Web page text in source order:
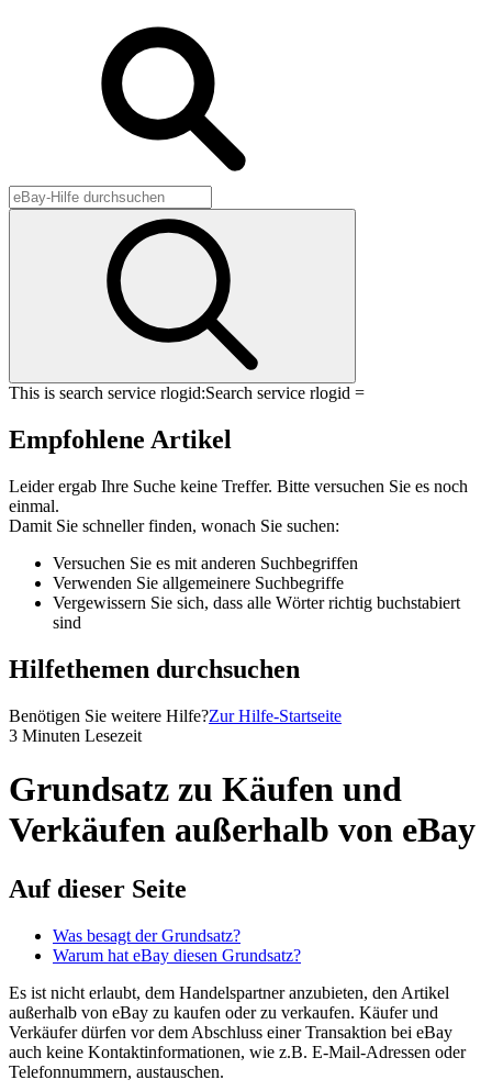
This is search service rlogid:Search service rlogid =
Empfohlene Artikel
Leider ergab Ihre Suche keine Treffer. Bitte versuchen Sie es noch
einmal.
Damit Sie schneller finden, wonach Sie suchen:
Versuchen Sie es mit anderen Suchbegriffen
Verwenden Sie allgemeinere Suchbegriffe
Vergewissern Sie sich, dass alle Wörter richtig buchstabiert
sind
Hilfethemen durchsuchen
Benötigen Sie weitere Hilfe?Zur Hilfe-Startseite
3 Minuten Lesezeit
Grundsatz zu Käufen und
Verkäufen außerhalb von eBay
Auf dieser Seite
Was besagt der Grundsatz?
Warum hat eBay diesen Grundsatz?
Es ist nicht erlaubt, dem Handelspartner anzubieten, den Artikel
außerhalb von eBay zu kaufen oder zu verkaufen. Käufer und
Verkäufer dürfen vor dem Abschluss einer Transaktion bei eBay
auch keine Kontaktinformationen, wie z.B. E-Mail-Adressen oder
Telefonnummern, austauschen.